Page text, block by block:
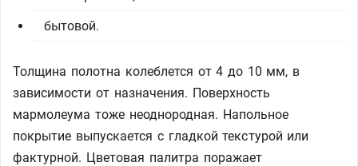
бытовой.
Толщина полотна колеблется от 4 до 10 мм, в
зависимости от назначения. Поверхность
мармолеума тоже неоднородная. Напольное
покрытие выпускается с гладкой текстурой или
фактурной. Цветовая палитра поражает